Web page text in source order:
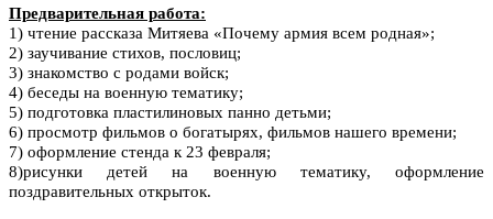
Предварительная работа:
1) чтение рассказа Митяева «Почему армия всем родная»;
2) заучивание стихов, пословиц;
3) знакомство с родами войск;
4) беседы на военную тематику;
5) подготовка пластилиновых панно детьми;
6) просмотр фильмов о богатырях, фильмов нашего времени;
7) оформление стенда к 23 февраля;
8)рисунки детей на военную тематику, оформление
поздравительных открыток.